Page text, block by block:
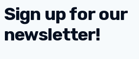
Sign up for our
newsletter!